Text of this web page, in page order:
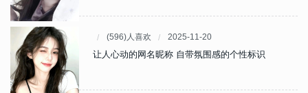
(596)人喜欢 2025-11-20
让人心动的网名昵称 自带氛围感的个性标识